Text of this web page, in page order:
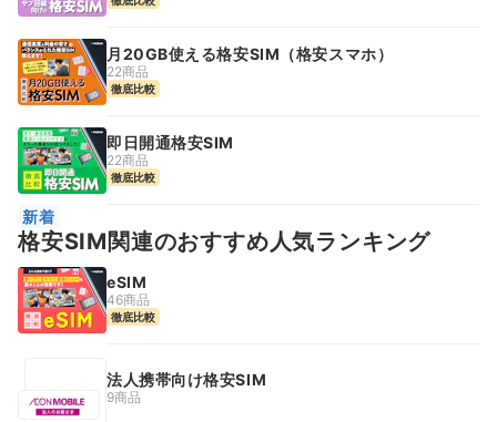
月20GB使える格安SIM（格安スマホ）
22商品
徹底比較
即日開通格安SIM
22商品
徹底比較
新着
格安SIM関連のおすすめ人気ランキング
eSIM
46商品
徹底比較
法人携帯向け格安SIM
9商品